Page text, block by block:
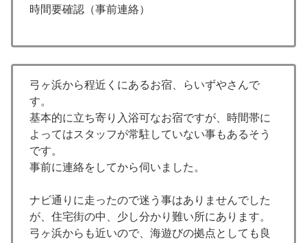
時間要確認（事前連絡）
弓ヶ浜から程近くにあるお宿、らいずやさんで
す。
基本的に立ち寄り入浴可なお宿ですが、時間帯に
よってはスタッフが常駐していない事もあるそう
です。
事前に連絡をしてから伺いました。
ナビ通りに走ったので迷う事はありませんでした
が、住宅街の中、少し分かり難い所にあります。
弓ヶ浜からも近いので、海遊びの拠点としても良